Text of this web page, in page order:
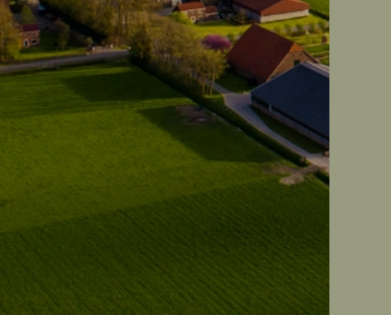
de flexibiliteit en expertise van
was dit snel opgelost door de
aan te passen en daarmee een
Ezendam echt onderscheidt, is de goede
Er is veel mogelijk, ze beschikken over
nodige kennis en onderdelen zijn snel binnen.
team denkt altijd met je mee en zorgt
die op zoek is naar een betrouwbare
voor landbouwmachines.”